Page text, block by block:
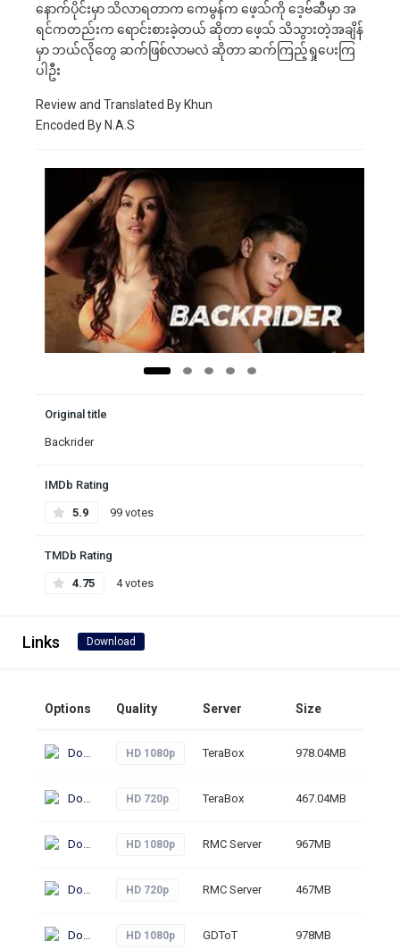
နောက်ပိုင်းမှာ သိလာရတာက ကေမွန်က ဖေ့သ်ကို ဒေ့ဗ်ဆီမှာ အ
ရင်ကတည်းက ရောင်းစားခဲ့တယ် ဆိုတာ ဖေ့သ် သိသွားတဲ့အချိန်
မှာ ဘယ်လိုတွေ ဆက်ဖြစ်လာမလဲ ဆိုတာ ဆက်ကြည့်ရှုပေးကြ
ပါဦး
Review and Translated By Khun
Encoded By N.A.S
Original title
Backrider
IMDb Rating
5.9 99 votes
TMDb Rating
4.75 4 votes
Links Download
Options Quality Server Size
Download HD 1080p TeraBox 978.04MB
Download HD 720p TeraBox 467.04MB
Download HD 1080p RMC Server 967MB
Download HD 720p RMC Server 467MB
Download HD 1080p GDToT 978MB